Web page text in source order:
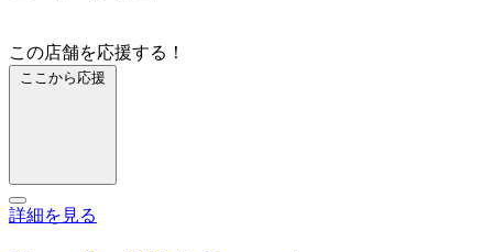
この店舗を応援する！
ここから応援
詳細を見る